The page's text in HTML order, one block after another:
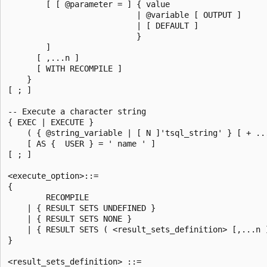
        [ [ @parameter = ] { value
                           | @variable [ OUTPUT ]
                           | [ DEFAULT ]
                           }
        ]
      [ ,...n ]
      [ WITH RECOMPILE ]
    }
[ ; ]
-- Execute a character string
{ EXEC | EXECUTE }
( { @string_variable | [ N ]'tsql_string' } [ +
    [ AS {  USER } = ' name ' ]
[ ; ]
<execute_option>::=
{
        RECOMPILE
    | { RESULT SETS UNDEFINED }
    | { RESULT SETS NONE }
| { RESULT SETS ( <result_sets_definition> [,...n
}
<result_sets_definition> ::=